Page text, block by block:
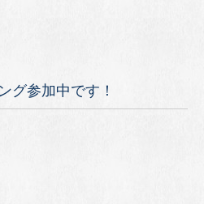
グ参加中です！